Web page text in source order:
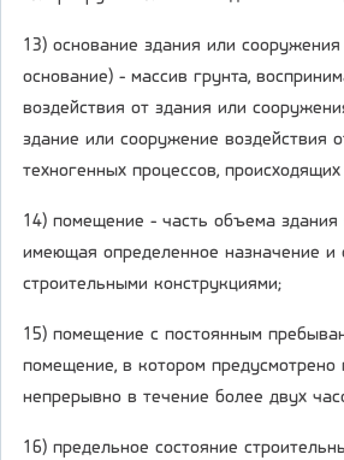
13) основание здания или
основание) - массив грунта,
воздействия от здания или
здание или сооружение воздействия
техногенных процессов,
14) помещение - часть объема здания
имеющая определенное назначение и
строительными конструкциями;
15) помещение с постоянным
помещение, в котором
непрерывно в течение более двух
16) предельное состояние